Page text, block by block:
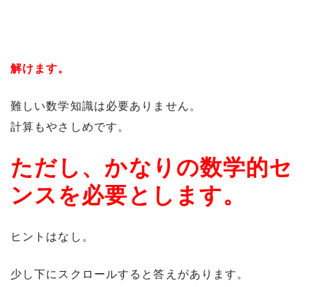
解けます。
難しい数学知識は必要ありません。
計算もやさしめです。
ただし、かなりの数学的セ
ンスを必要とします。
ヒントはなし。
少し下にスクロールすると答えがあります。